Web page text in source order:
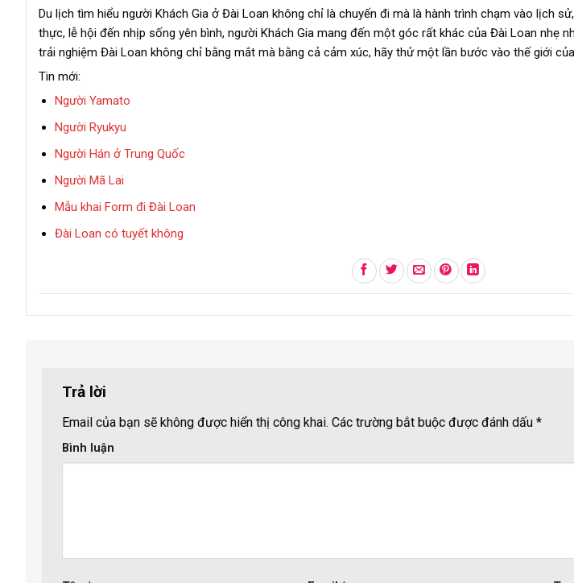
Du lịch tìm hiểu người Khách Gia ở Đài Loan không chỉ là chuyến đi mà là hành trình chạm vào lịch
thực, lễ hội đến nhịp sống yên bình, người Khách Gia mang đến một góc rất khác của Đài Loan nhẹ
trải nghiệm Đài Loan không chỉ bằng mắt mà bằng cả cảm xúc, hãy thử một lần bước vào thế giới
Tin mới:
Người Yamato
Người Ryukyu
Người Hán ở Trung Quốc
Người Mã Lai
Mẫu khai Form đi Đài Loan
Đài Loan có tuyết không
Trả lời
Email của bạn sẽ không được hiển thị công khai. Các trường bắt buộc được đánh dấu *
Bình luận